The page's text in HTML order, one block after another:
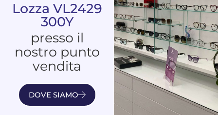
Lozza VL2429
300Y
presso il
nostro punto
vendita
DOVE SIAMO